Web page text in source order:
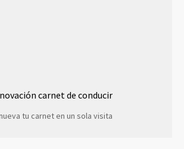
carnet de conducir
tu carnet en un sola visita